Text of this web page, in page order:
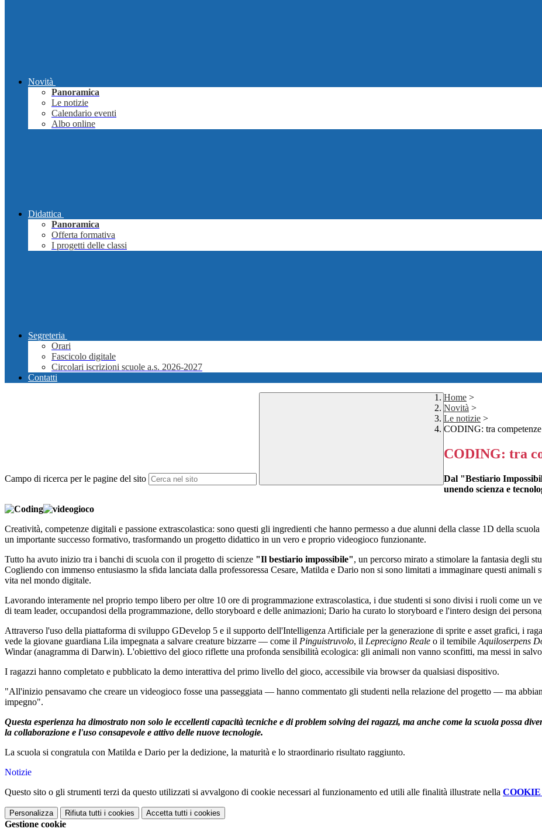
Novità
Panoramica
Le notizie
Calendario eventi
Albo online
Didattica
Panoramica
Offerta formativa
I progetti delle classi
Segreteria
Orari
Fascicolo digitale
Circolari iscrizioni scuole a.s. 2026-2027
Contatti
Campo di ricerca per le pagine del sito
Home >
Novità >
Le notizie >
CODING: tra
CODING: tra
Dal "Bestiario
unendo scienza e
Creatività, competenze digitali e passione extrascolastica: sono questi gli ingredienti che hanno permesso a due alunni della classe 1D della scuola
un importante successo formativo, trasformando un progetto didattico in un vero e proprio videogioco funzionante.
Tutto ha avuto inizio tra i banchi di scuola con il progetto di scienze "Il bestiario impossibile", un percorso mirato a stimolare la fantasia degli
Cogliendo con immenso entusiasmo la sfida lanciata dalla professoressa Cesare, Matilda e Dario non si sono limitati a immaginare questi animali
vita nel mondo digitale.
Lavorando interamente nel proprio tempo libero per oltre 10 ore di programmazione extrascolastica, i due studenti si sono divisi i ruoli come un
di team leader, occupandosi della programmazione, dello storyboard e delle animazioni; Dario ha curato lo storyboard e l'intero design dei
Attraverso l'uso della piattaforma di sviluppo GDevelop 5 e il supporto dell'Intelligenza Artificiale per la generazione di sprite e asset grafici, i
vede la giovane guardiana Lila impegnata a salvare creature bizzarre — come il Pinguistruvolo, il Leprecigno Reale o il temibile Aquiloserpens
Windar (anagramma di Darwin). L'obiettivo del gioco riflette una profonda sensibilità ecologica: gli animali non vanno sconfitti, ma messi in
I ragazzi hanno completato e pubblicato la demo interattiva del primo livello del gioco, accessibile via browser da qualsiasi dispositivo.
"All'inizio pensavamo che creare un videogioco fosse una passeggiata — hanno commentato gli studenti nella relazione del progetto — ma
impegno".
Questa esperienza ha dimostrato non solo le eccellenti capacità tecniche e di problem solving dei ragazzi, ma anche come la scuola possa
la collaborazione e l'uso consapevole e attivo delle nuove tecnologie.
La scuola si congratula con Matilda e Dario per la dedizione, la maturità e lo straordinario risultato raggiunto.
Notizie
Questo sito o gli strumenti terzi da questo utilizzati si avvalgono di cookie necessari al funzionamento ed utili alle finalità illustrate nella
Personalizza Rifiuta tutti i cookies Accetta tutti i cookies
Gestione cookie